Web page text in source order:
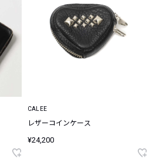
CALEE
レザーコインケース
¥24,200